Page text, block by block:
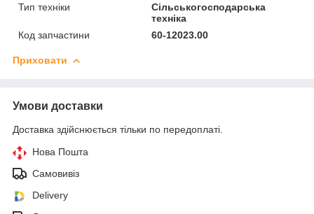
Тип техніки
Сільськогосподарська
техніка
Код запчастини
60-12023.00
Приховати
Умови доставки
Доставка здійснюється тільки по передоплаті.
Нова Пошта
Самовивіз
Delivery